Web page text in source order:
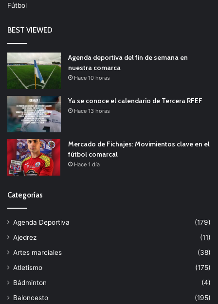
Fútbol
BEST VIEWED
Agenda deportiva del fin de semana en
nuestra comarca
Hace 10 horas
Ya se conoce el calendario de Tercera RFEF
Hace 13 horas
Mercado de Fichajes: Movimientos clave en el
fútbol comarcal
Hace 1 día
Categorías
Agenda Deportiva
(179)
Ajedrez
(11)
Artes marciales
(38)
Atletismo
(175)
Bádminton
(4)
Baloncesto
(195)